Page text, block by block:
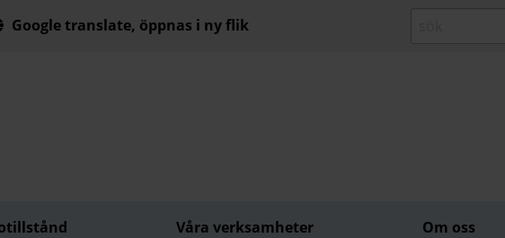
Google translate, öppnas i ny flik
Våra verksamheter Om oss